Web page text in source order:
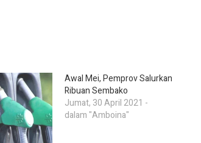
Awal Mei, Pemprov Salurkan
Ribuan Sembako
Jumat, 30 April 2021 -
dalam "Amboina"